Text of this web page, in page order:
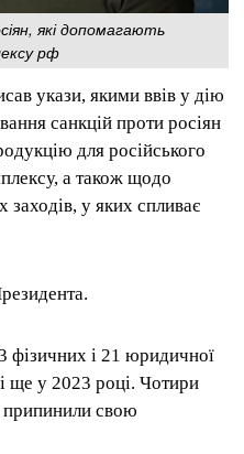
які допомагають
рф
укази, якими ввів у дію
санкцій проти росіян
для російського
а також щодо
у яких спливає
фізичних і 21 юридичної
ще у 2023 році. Чотири
припинили свою